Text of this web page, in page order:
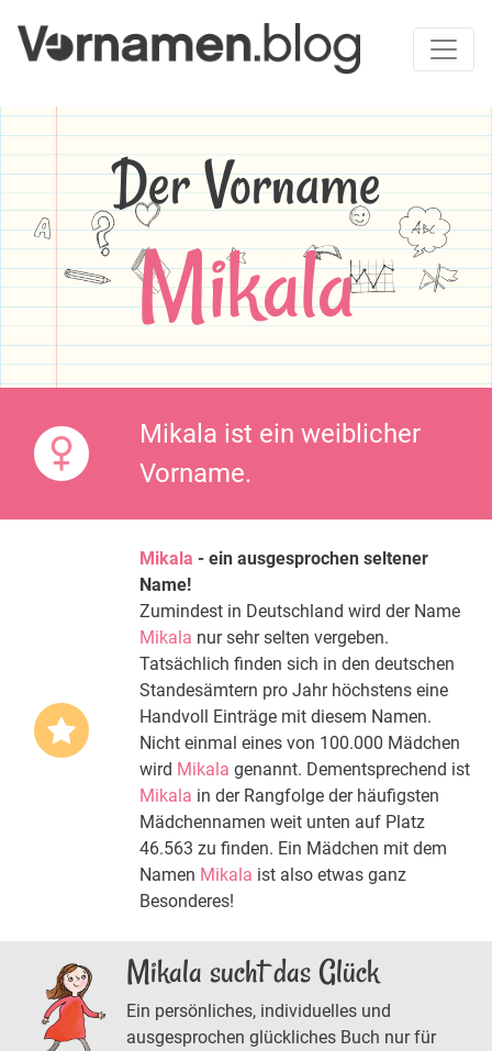
Der Vorname
Mikala
Mikala ist ein weiblicher
Vorname.
Mikala - ein ausgesprochen seltener
Name!
Zumindest in Deutschland wird der Name
Mikala nur sehr selten vergeben.
Tatsächlich finden sich in den deutschen
Standesämtern pro Jahr höchstens eine
Handvoll Einträge mit diesem Namen.
Nicht einmal eines von 100.000 Mädchen
wird Mikala genannt. Dementsprechend ist
Mikala in der Rangfolge der häufigsten
Mädchennamen weit unten auf Platz
46.563 zu finden. Ein Mädchen mit dem
Namen Mikala ist also etwas ganz
Besonderes!
Mikala sucht das Glück
Ein persönliches, individuelles und
ausgesprochen glückliches Buch nur für